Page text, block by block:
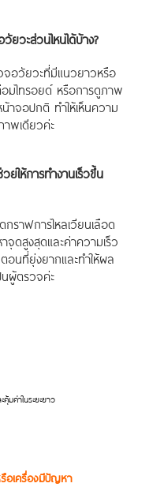
ยวะส่วนไหนได้บ้าง?
จอวัยวะที่มีแนวยาวหรือ
มไทรอยด์ หรือการดูภาพ
าจอปกติ ทำให้เห็นความ
าพเดียวค่ะ
ให้การทำงานเร็วขึ้น
ราฟการไหลเวียนเลือด
ดสูงสุดและค่าความเร็ว
อนที่ยุ่งยากและทำให้ผล
นผู้ตรวจค่ะ
มค่าในระยะยาว
อเครื่องมีปัญหา